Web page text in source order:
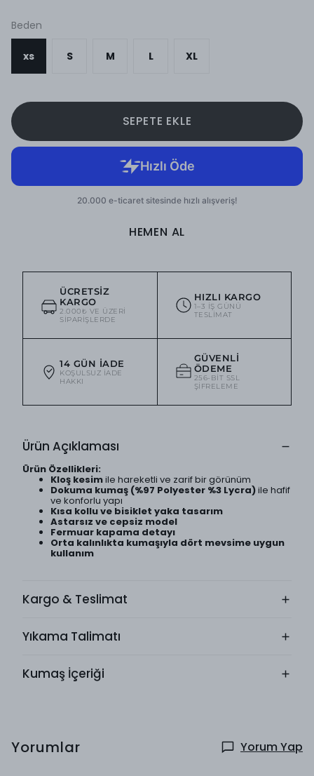
Beden
xs S M L XL
SEPETE EKLE
HEMEN AL
ÜCRETSIZ
KARGO
2.000₺ VE ÜZERI
SIPARIŞLERDE
HIZLI KARGO
1–3 IŞ GÜNÜ
TESLIMAT
14 GÜN İADE
KOŞULSUZ IADE
HAKKI
GÜVENLI
ÖDEME
256-BIT SSL
ŞIFRELEME
Ürün Açıklaması
Ürün Özellikleri:
Kloş kesimile hareketli ve zarif bir görünüm
Dokuma kumaş (%97 Polyester %3 Lycra)ile hafif
ve konforlu yapı
Kısa kollu ve bisiklet yaka tasarım
Astarsız ve cepsiz model
Fermuar kapama detayı
Orta kalınlıkta kumaşıyla dört mevsime uygun
kullanım
Kargo & Teslimat
Yıkama Talimatı
Kumaş İçeriği
Yorumlar Yorum Yap